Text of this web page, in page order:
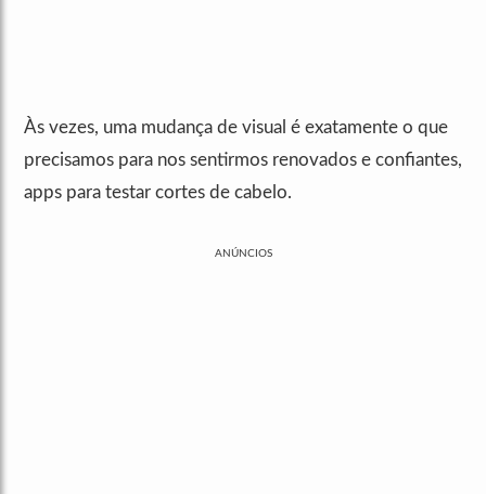
Às vezes, uma mudança de visual é exatamente o que
precisamos para nos sentirmos renovados e confiantes,
apps para testar cortes de cabelo.
ANÚNCIOS